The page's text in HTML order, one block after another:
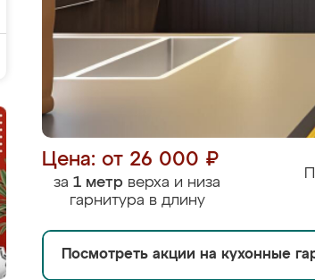
Цена: от 26 000 ₽
за 1 метр верха и низа
гарнитура в длину
Посмотреть акции на кухонные